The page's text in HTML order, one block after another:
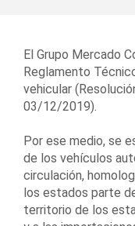
El Grupo Mercado
Reglamento
vehicular
03/12/2019).
Por ese medio, se
de los vehículos
circulación,
los estados parte
territorio de los